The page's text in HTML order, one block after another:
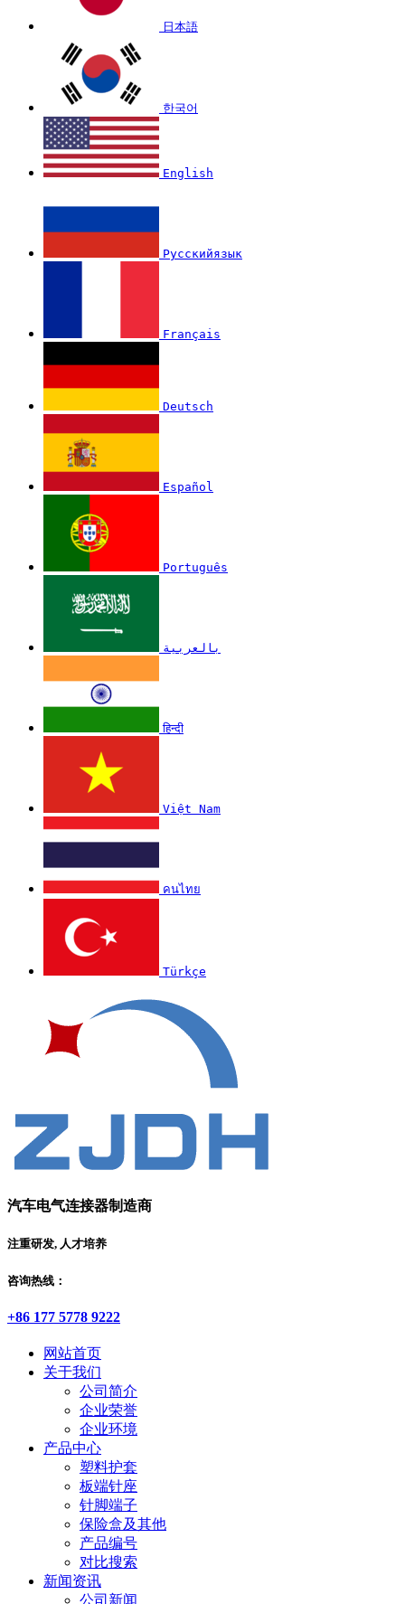
日本語
한국어
English
Русскийязык
Français
Deutsch
Español
Português
بالعربية
हिन्दी
Việt Nam
คนไทย
Türkçe
汽车电气连接器制造商
注重研发, 人才培养
咨询热线：
+86 177 5778 9222
网站首页
关于我们
公司简介
企业荣誉
企业环境
产品中心
塑料护套
板端针座
针脚端子
保险盒及其他
产品编号
对比搜索
新闻资讯
公司新闻